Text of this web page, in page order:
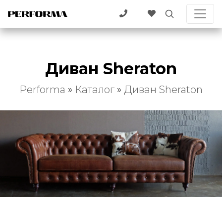
Диван Sheraton
Performa » Каталог » Диван Sheraton